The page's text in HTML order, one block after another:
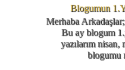
Blogumun
Merhaba
Bu ay blogum
yazılarım nisan,
blogumu